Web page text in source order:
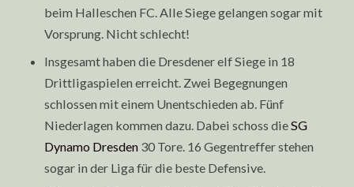
beim Halleschen FC. Alle Siege gelangen sogar mit
Vorsprung. Nicht schlecht!
Insgesamt haben die Dresdener elf Siege in 18
Drittligaspielen erreicht. Zwei Begegnungen
schlossen mit einem Unentschieden ab. Fünf
Niederlagen kommen dazu. Dabei schoss dieSG
Dynamo Dresden30 Tore. 16 Gegentreffer stehen
sogar in der Liga für die beste Defensive.